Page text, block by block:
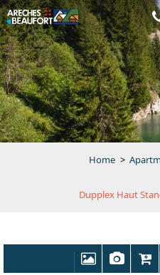
Home >
Dupplex Haut